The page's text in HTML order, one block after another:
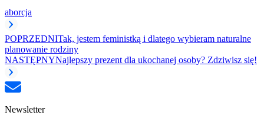
aborcja
POPRZEDNITak, jestem feministką i dlatego wybieram naturalne
planowanie rodziny
NASTĘPNYNajlepszy prezent dla ukochanej osoby? Zdziwisz się!
Newsletter